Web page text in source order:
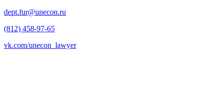
dept.fur@unecon.ru
(812) 458-97-65
vk.com/unecon_lawyer